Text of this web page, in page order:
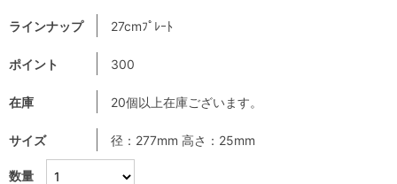
数量
ラインナップ 27cmﾌﾟﾚｰﾄ
ポイント 300
在庫 20個以上在庫ございます。
サイズ 径：277mm 高さ：25mm